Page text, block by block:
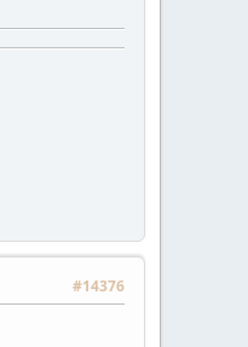
#14376